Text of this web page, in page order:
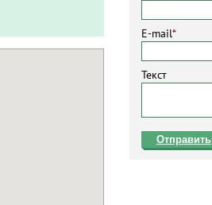
E-mail*
Текст
Отправить